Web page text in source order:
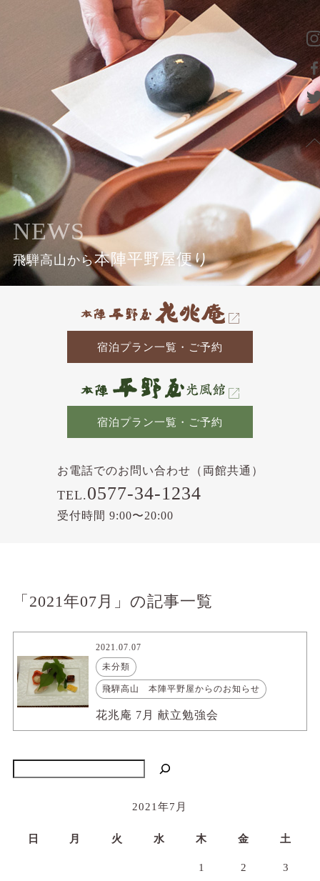
NEWS
飛騨高山から本陣平野屋便り
宿泊プラン一覧・ご予約
宿泊プラン一覧・ご予約
お電話でのお問い合わせ（両館共通）
TEL.0577-34-1234
受付時間 9:00〜20:00
「2021年07月」の記事一覧
2021.07.07
未分類
飛騨高山 本陣平野屋からのお知らせ
花兆庵 7月 献立勉強会
2021年7月
日 月 火 水 木 金 土
1 2 3